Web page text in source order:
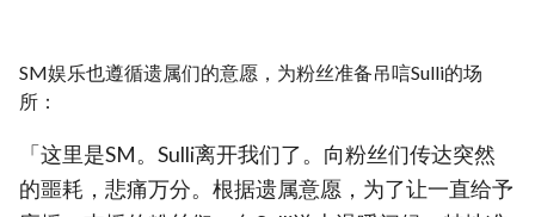
SM娱乐也遵循遗属们的意愿，为粉丝准备吊唁Sulli的场
所：
「这里是SM。Sulli离开我们了。向粉丝们传达突然
的噩耗，悲痛万分。根据遗属意愿，为了让一直给予